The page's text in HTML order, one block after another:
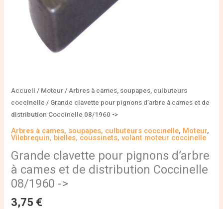
Accueil / Moteur / Arbres à cames, soupapes, culbuteurs
coccinelle / Grande clavette pour pignons d’arbre à cames et de
distribution Coccinelle 08/1960 ->
Arbres à cames, soupapes, culbuteurs coccinelle, Moteur,
Vilebrequin, bielles, coussinets, volant moteur coccinelle
Grande clavette pour pignons d’arbre
à cames et de distribution Coccinelle
08/1960 ->
3,75 €
distribution
Coccinelle
08/1960